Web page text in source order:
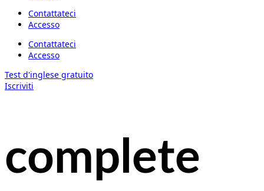
Contattateci
Accesso
Contattateci
Accesso
Test d'inglese gratuito
Iscriviti
complete